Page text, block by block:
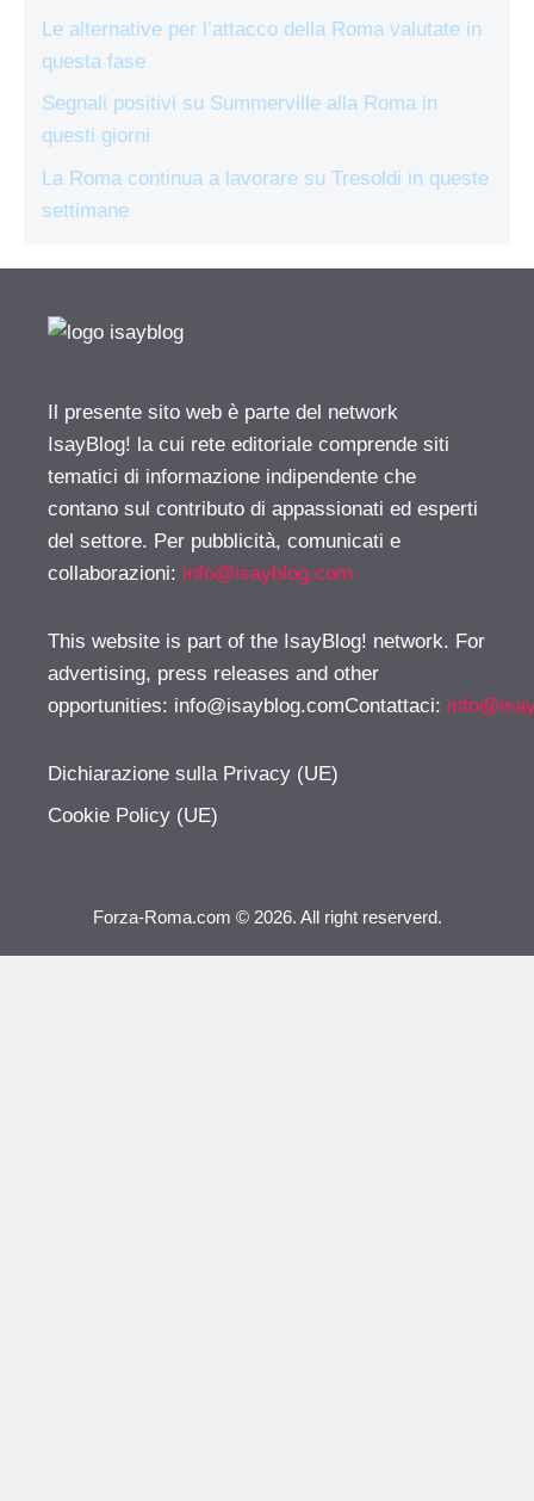
Le alternative per l’attacco della Roma valutate in
questa fase
Segnali positivi su Summerville alla Roma in
questi giorni
La Roma continua a lavorare su Tresoldi in queste
settimane
Il presente sito web è parte del network
IsayBlog! la cui rete editoriale comprende siti
tematici di informazione indipendente che
contano sul contributo di appassionati ed esperti
del settore. Per pubblicità, comunicati e
collaborazioni: info@isayblog.com
This website is part of the IsayBlog! network. For
advertising, press releases and other
opportunities: info@isayblog.comContattaci:
Dichiarazione sulla Privacy (UE)
Cookie Policy (UE)
Forza-Roma.com © 2026. All right reserverd.